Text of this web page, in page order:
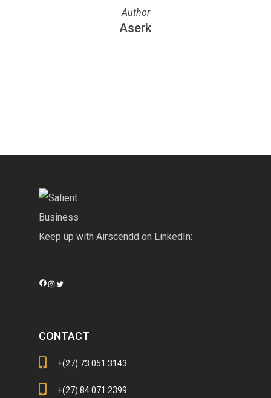
Author
Aserk
Keep up with Airscendd on LinkedIn:
Instagram
CONTACT
+(27) 73 051 3143
+(27) 84 071 2399